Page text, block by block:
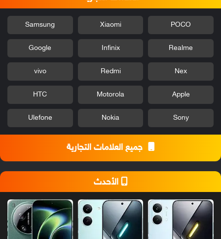
POCO
Xiaomi
Samsung
Realme
Infinix
Google
Nex
Redmi
vivo
Apple
Motorola
HTC
Sony
Nokia
Ulefone
جميع العلامات التجارية
الأحدث